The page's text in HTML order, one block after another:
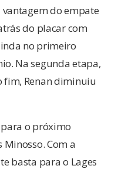
do empate
do placar com
no primeiro
Na segunda etapa,
fim, Renan diminuiu
o próximo
Minosso. Com a
basta para o Lages